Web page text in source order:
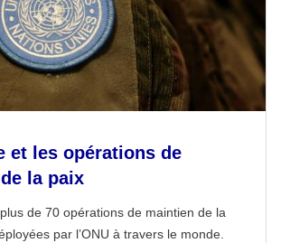
et les opérations de
la paix
de 70 opérations de maintien de la
par l’ONU à travers le monde.